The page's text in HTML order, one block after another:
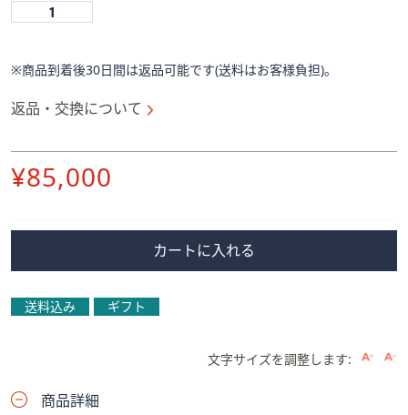
※商品到着後30日間は返品可能です(送料はお客様負担)。
返品・交換について
削
¥85,000
カートに入れる
送料込み ギフト
文字サイズを調整します:
商品詳細